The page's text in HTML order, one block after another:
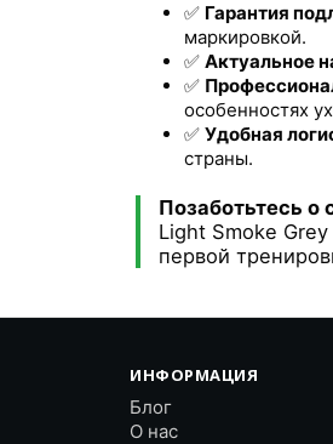
✅ Гарантия
маркировкой.
✅ Актуальное
✅
особенностях
✅ Удобная
страны.
Позаботьтесь о
Light Smoke
первой
ИНФОРМАЦИЯ
Блог
О нас